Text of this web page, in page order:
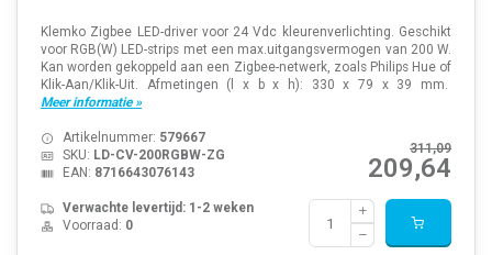
Klemko Zigbee LED-driver voor 24 Vdc kleurenverlichting. Geschikt
voor RGB(W) LED-strips met een max.uitgangsvermogen van 200 W.
Kan worden gekoppeld aan een Zigbee-netwerk, zoals Philips Hue of
Klik-Aan/Klik-Uit. Afmetingen (l x b x h): 330 x 79 x 39 mm.
Meer informatie »
311,09
209,64
Artikelnummer: 579667
SKU: LD-CV-200RGBW-ZG
EAN: 8716643076143
Verwachte levertijd: 1-2 weken
Voorraad: 0